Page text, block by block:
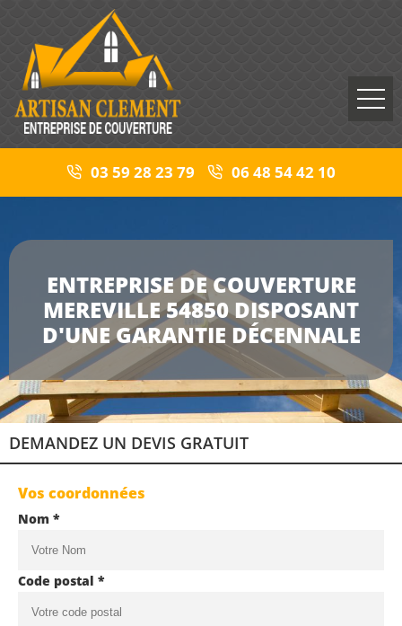
03 59 28 23 79 06 48 54 42 10
ENTREPRISE DE COUVERTURE
MEREVILLE 54850 DISPOSANT
D'UNE GARANTIE DÉCENNALE
DEMANDEZ UN DEVIS GRATUIT
Vos coordonnées
Nom *
Code postal *